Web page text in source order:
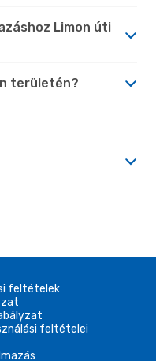
Limon úti
területén?
feltételek
feltételei